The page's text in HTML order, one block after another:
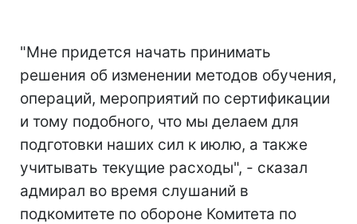
"Мне придется начать принимать
решения об изменении методов обучения,
операций, мероприятий по сертификации
и тому подобного, что мы делаем для
подготовки наших сил к июлю, а также
учитывать текущие расходы", - сказал
адмирал во время слушаний в
подкомитете по обороне Комитета по